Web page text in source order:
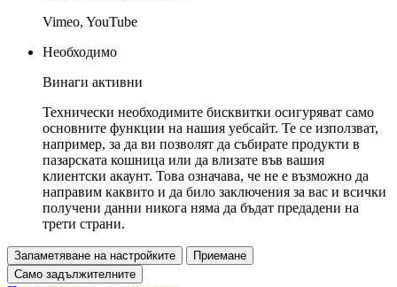
Vimeo, YouTube
Необходимо
Винаги активни
Технически необходимите бисквитки осигуряват само
основните функции на нашия уебсайт. Те се използват,
например, за да ви позволят да събирате продукти в
пазарската кошница или да влизате във вашия
клиентски акаунт. Това означава, че не е възможно да
направим каквито и да било заключения за вас и всички
получени данни никога няма да бъдат предадени на
трети страни.
Запаметяване на настройките
Приемане
Само задължителните